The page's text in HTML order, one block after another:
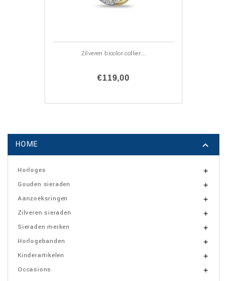
Zilveren bicolor collier...
€119,00
HOME 
Horloges 
Gouden sieraden 
Aanzoeksringen 
Zilveren sieraden 
Sieraden merken 
Horlogebanden 
Kinderartikelen 
Occasions 